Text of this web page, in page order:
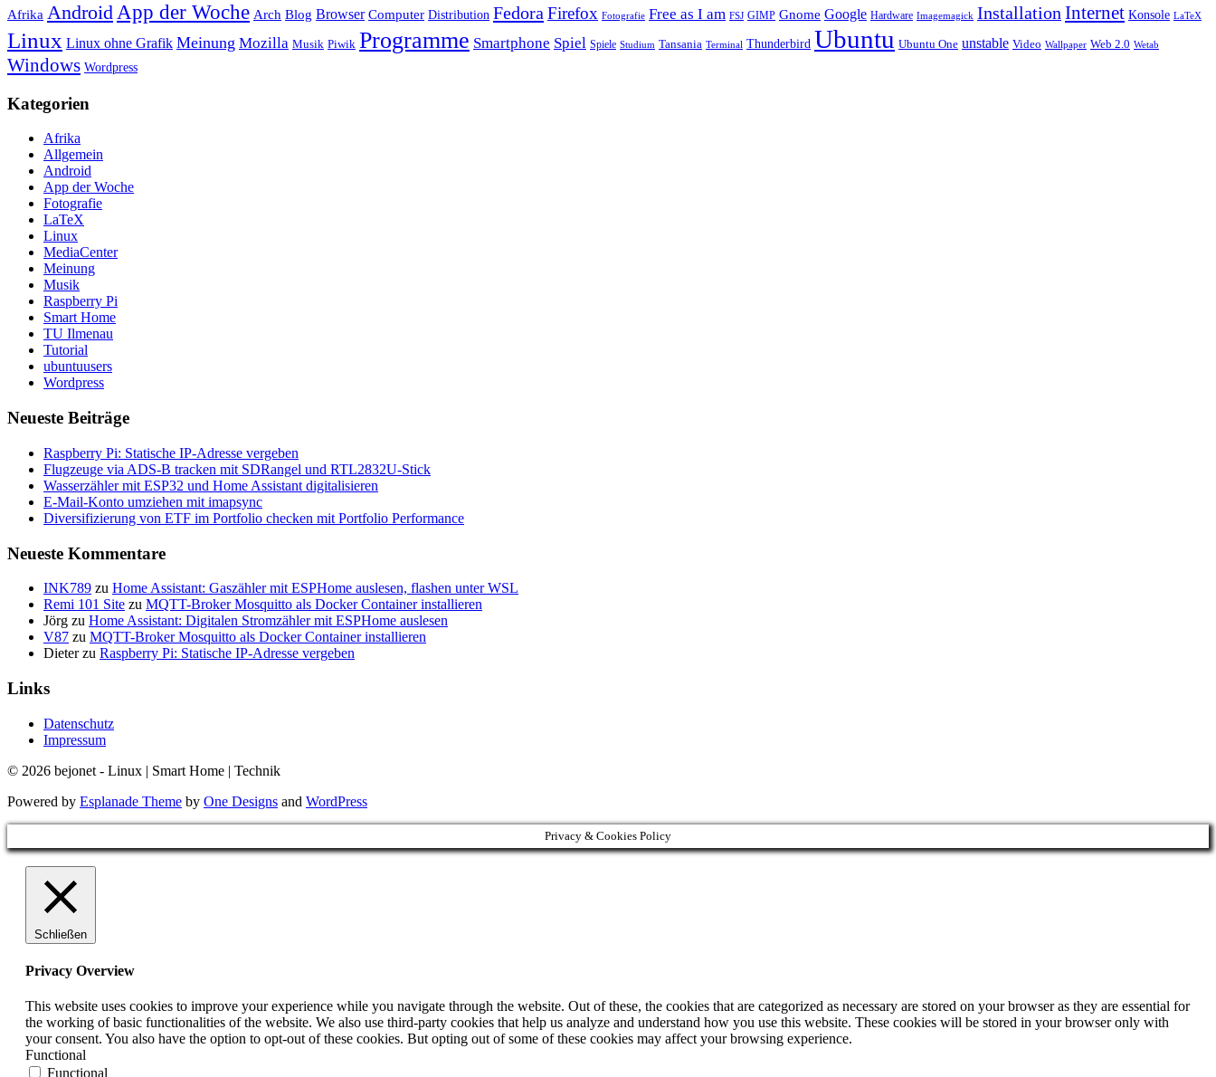
Afrika AndroidApp der Woche Arch Blog Browser Computer Distribution Fedora Firefox Fotografie Free as I am FSJ GIMP Gnome Google Hardware Imagemagick Installation Internet Konsole LaTeX
Linux Linux ohne Grafik Meinung Mozilla Musik Piwik Programme Smartphone Spiel Spiele Studium Tansania Terminal Thunderbird Ubuntu Ubuntu One unstable Video Wallpaper Web 2.0 Wetab
Windows Wordpress
Kategorien
Afrika
Allgemein
Android
App der Woche
Fotografie
LaTeX
Linux
MediaCenter
Meinung
Musik
Raspberry Pi
Smart Home
TU Ilmenau
Tutorial
ubuntuusers
Wordpress
Neueste Beiträge
Raspberry Pi: Statische IP-Adresse vergeben
Flugzeuge via ADS-B tracken mit SDRangel und RTL2832U-Stick
Wasserzähler mit ESP32 und Home Assistant digitalisieren
E-Mail-Konto umziehen mit imapsync
Diversifizierung von ETF im Portfolio checken mit Portfolio Performance
Neueste Kommentare
INK789 zu Home Assistant: Gaszähler mit ESPHome auslesen, flashen unter WSL
Remi 101 Site zu MQTT-Broker Mosquitto als Docker Container installieren
Jörg zu Home Assistant: Digitalen Stromzähler mit ESPHome auslesen
V87 zu MQTT-Broker Mosquitto als Docker Container installieren
Dieterzu Raspberry Pi: Statische IP-Adresse vergeben
Links
Datenschutz
Impressum
© 2026 bejonet - Linux | Smart Home | Technik
Powered by Esplanade Theme by One Designs and WordPress
Privacy & Cookies Policy
Schließen
Privacy Overview
This website uses cookies to improve your experience while you navigate through the website. Out of these, the cookies that are categorized as necessary are stored on your browser as they are essential for
the working of basic functionalities of the website. We also use third-party cookies that help us analyze and understand how you use this website. These cookies will be stored in your browser only with
your consent. You also have the option to opt-out of these cookies. But opting out of some of these cookies may affect your browsing experience.
Functional
Functional